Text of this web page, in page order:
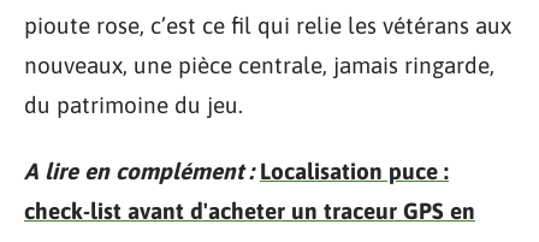
pioute rose, c’est ce fil qui relie les vétérans aux
nouveaux, une pièce centrale, jamais ringarde,
du patrimoine du jeu.
A lire en complément : Localisation puce :
check-list avant d'acheter un traceur GPS en